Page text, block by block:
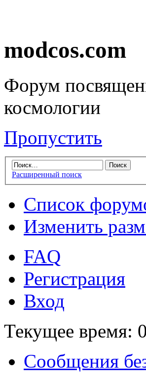
modcos.com
Форум
космологии
Пропустить
Расширенный поиск
Список
Изменить
FAQ
Регистрация
Вход
Текущее время:
Сообщения